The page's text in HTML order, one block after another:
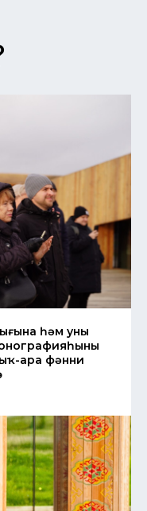
һәм уның
ара фәнни